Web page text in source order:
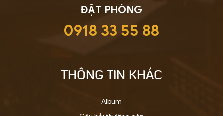
ĐẶT PHÒNG
0918 33 55 88
THÔNG TIN KHÁC
Album